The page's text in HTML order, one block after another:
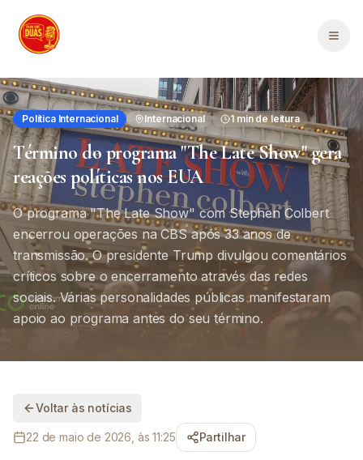
Política Internacional Internacional 1 min de leitura
Término do programa "The Late Show" gera
reações políticas nos EUA
O programa "The Late Show" com Stephen Colbert
encerrou operações na CBS após 33 anos de
transmissão. O presidente Trump divulgou comentários
críticos sobre o encerramento através das redes
sociais. Várias personalidades públicas manifestaram
apoio ao programa antes do seu término.
Voltar às notícias
22 de maio de 2026, às 11:25 Partilhar